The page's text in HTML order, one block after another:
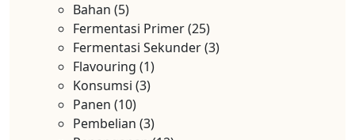
Bahan (5)
Fermentasi Primer(25)
Fermentasi Sekunder(3)
Flavouring (1)
Konsumsi (3)
Panen (10)
Pembelian (3)